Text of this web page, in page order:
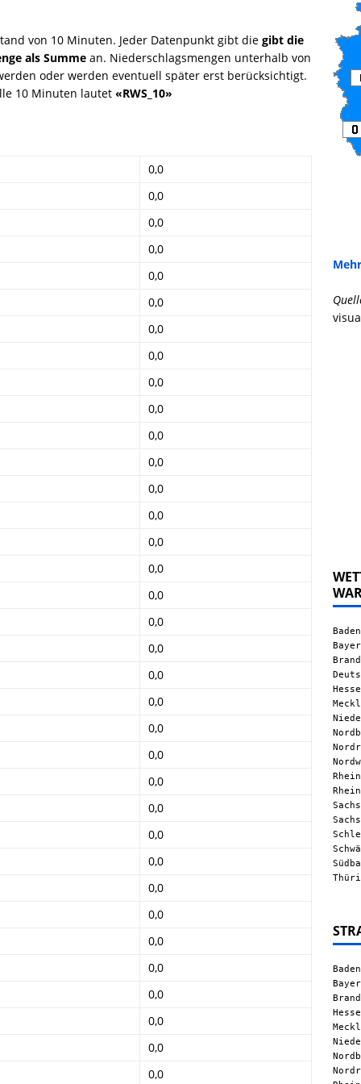
von 10 Minuten. Jeder Datenpunkt gibt die gibt die
als Summe an. Niederschlagsmengen unterhalb von
oder werden eventuell später erst berücksichtigt.
10 Minuten lautet «RWS_10»
0,0
0,0
0,0
0,0
0,0
0,0
0,0
0,0
0,0
0,0
0,0
0,0
0,0
0,0
0,0
0,0
0,0
0,0
0,0
0,0
0,0
0,0
0,0
0,0
0,0
0,0
0,0
0,0
0,0
0,0
0,0
0,0
0,0
0,0
0,0